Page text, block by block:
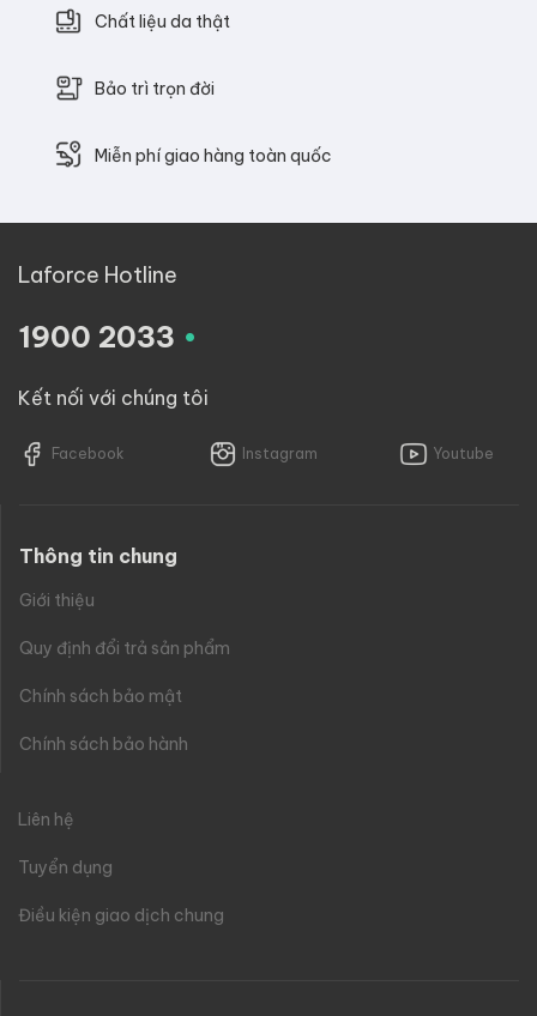
Chất liệu da thật
Bảo trì trọn đời
Miễn phí giao hàng toàn quốc
Laforce Hotline
1900 2033 .
Kết nối với chúng tôi
Facebook Instagram Youtube
Thông tin chung
Giới thiệu
Quy định đổi trả sản phẩm
Chính sách bảo mật
Chính sách bảo hành
Liên hệ
Tuyển dụng
Điều kiện giao dịch chung